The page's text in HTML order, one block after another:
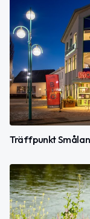
Träffpunkt